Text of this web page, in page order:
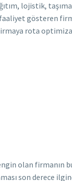
lojistik,
gösteren
rota
olan firmanın
son derece